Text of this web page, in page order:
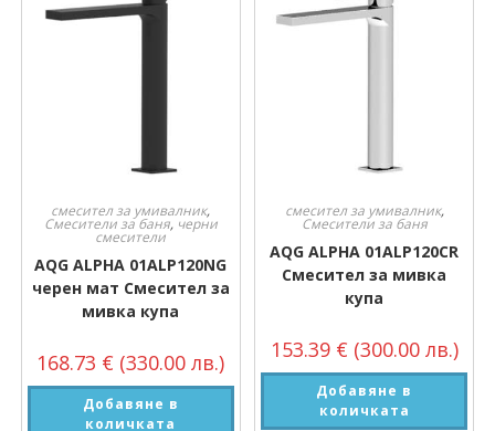
смесител за умивалник,
Смесители за баня, черни
смесители
AQG ALPHA 01ALP120NG
черен мат Смесител за
мивка купа
168.73 € (330.00 лв.)
Добавяне в
количката
смесител за умивалник,
Смесители за баня
AQG ALPHA 01ALP120CR
Смесител за мивка
купа
153.39 € (300.00 лв.)
Добавяне в
количката